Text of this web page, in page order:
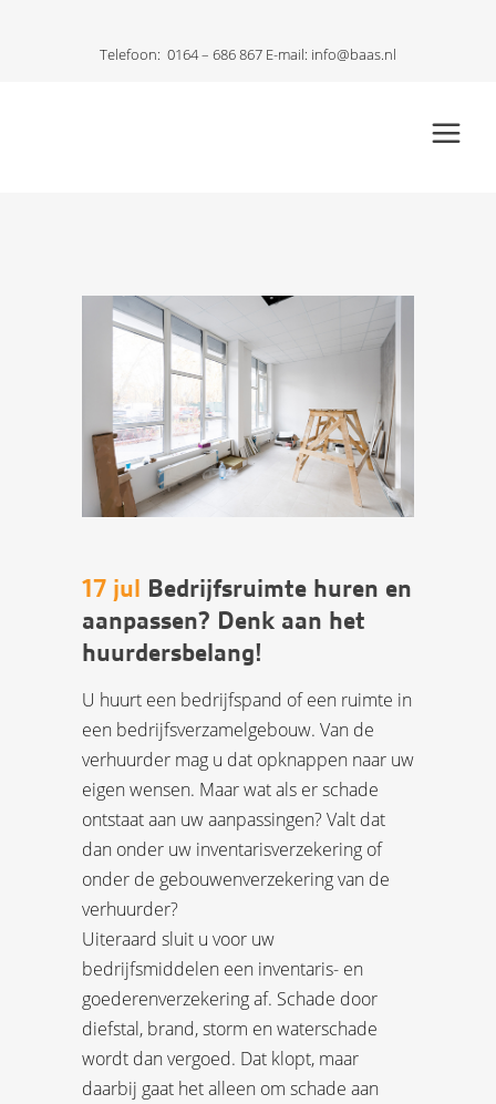
Telefoon: 0164 – 686 867 E-mail: info@baas.nl
17 jul Bedrijfsruimte huren en
aanpassen? Denk aan het
huurdersbelang!
U huurt een bedrijfspand of een ruimte in
een bedrijfsverzamelgebouw. Van de
verhuurder mag u dat opknappen naar uw
eigen wensen. Maar wat als er schade
ontstaat aan uw aanpassingen? Valt dat
dan onder uw inventarisverzekering of
onder de gebouwenverzekering van de
verhuurder?
Uiteraard sluit u voor uw
bedrijfsmiddelen een inventaris- en
goederenverzekering af. Schade door
diefstal, brand, storm en waterschade
wordt dan vergoed. Dat klopt, maar
daarbij gaat het alleen om schade aan